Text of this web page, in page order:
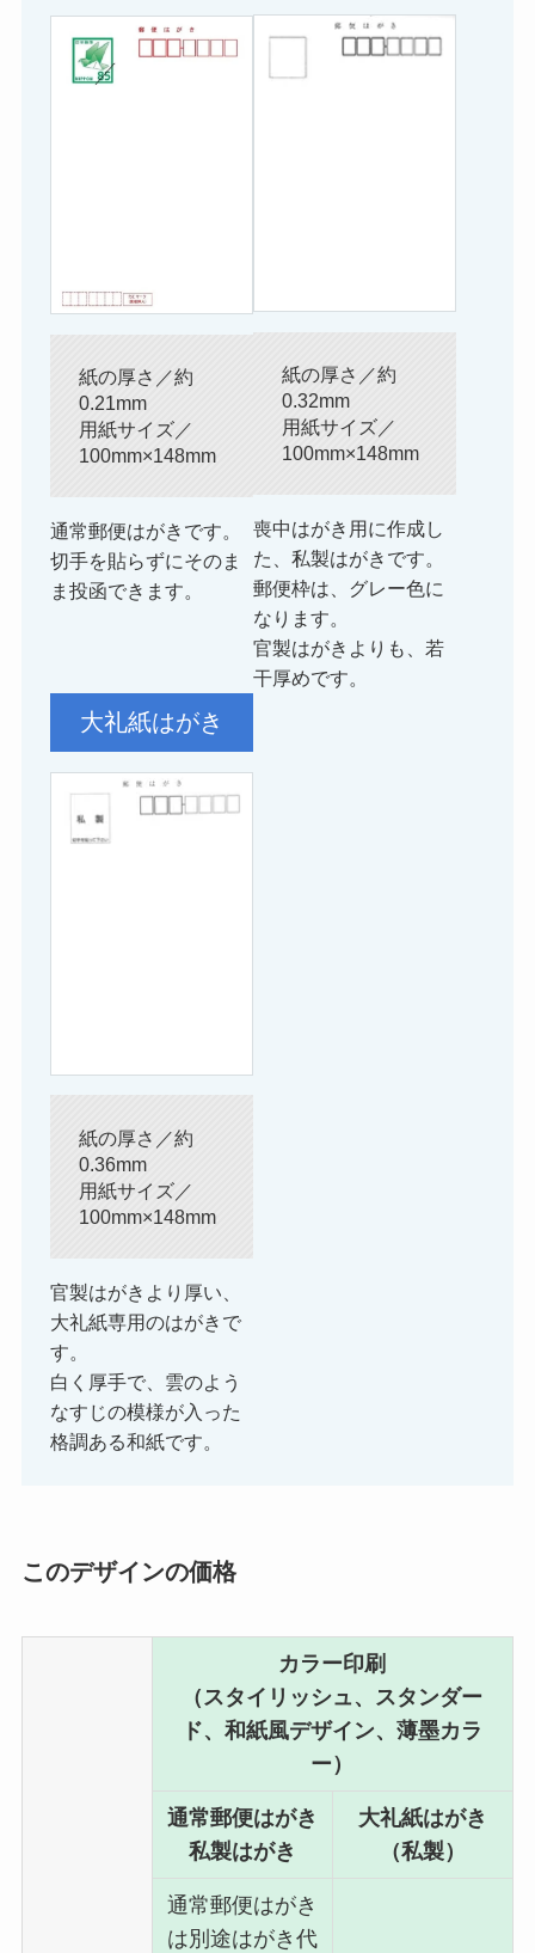
紙の厚さ／約
0.21mm
用紙サイズ／
100mm×148mm
通常郵便はがきです。
切手を貼らずにそのま
ま投函できます。
紙の厚さ／約
0.32mm
用紙サイズ／
100mm×148mm
喪中はがき用に作成し
た、私製はがきです。
郵便枠は、グレー色に
なります。
官製はがきよりも、若
干厚めです。
大礼紙はがき
紙の厚さ／約
0.36mm
用紙サイズ／
100mm×148mm
官製はがきより厚い、
大礼紙専用のはがきで
す。
白く厚手で、雲のよう
なすじの模様が入った
格調ある和紙です。
このデザインの価格
カラー印刷
（スタイリッシュ、スタンダー
ド、和紙風デザイン、薄墨カラ
ー）
通常郵便はがき
私製はがき
大礼紙はがき
（私製）
通常郵便はがき
は別途はがき代